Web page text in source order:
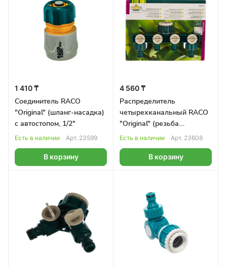
1 410 ₸
Соединитель RACO
"Original" (шланг-насадка)
с автостопом, 1/2"
Есть в наличии Арт. 23599
В корзину
4 560 ₸
Распределитель
четырехканальный RACO
"Original" (резьба
внешняя-наконечник),
Есть в наличии Арт. 23608
В корзину